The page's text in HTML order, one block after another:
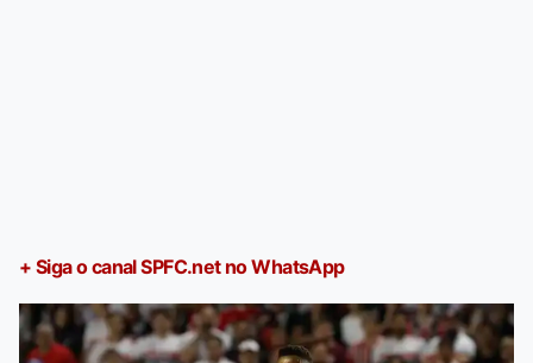
+ Siga o canal SPFC.net no WhatsApp